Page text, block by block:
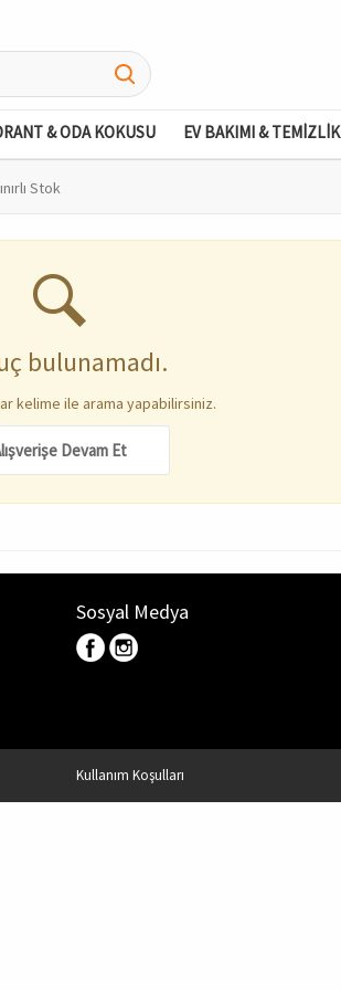
& ODA KOKUSU EV BAKIMI & TEMİZLİK
Stok
bulunamadı.
kelime ile arama yapabilirsiniz.
Devam Et
Sosyal Medya
Kullanım Koşulları